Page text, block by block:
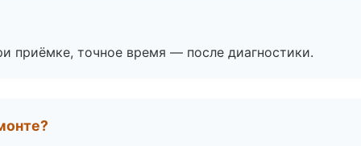
приёмке, точное время — после диагностики.